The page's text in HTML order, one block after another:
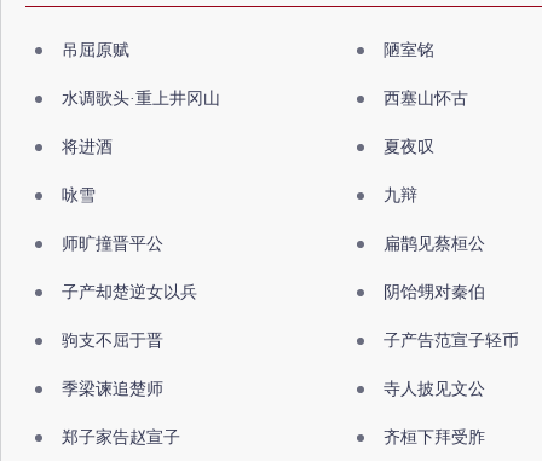
吊屈原赋 陋室铭
水调歌头·重上井冈山 西塞山怀古
将进酒 夏夜叹
咏雪 九辩
师旷撞晋平公 扁鹊见蔡桓公
子产却楚逆女以兵 阴饴甥对秦伯
驹支不屈于晋 子产告范宣子轻币
季梁谏追楚师 寺人披见文公
郑子家告赵宣子 齐桓下拜受胙